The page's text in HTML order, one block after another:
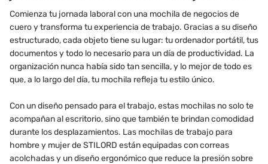
Comienza tu jornada laboral con una mochila de negocios de
cuero y transforma tu experiencia de trabajo. Gracias a su diseño
estructurado, cada objeto tiene su lugar: tu ordenador portátil, tus
documentos y todo lo necesario para un día de productividad. La
organización nunca había sido tan sencilla, y lo mejor de todo es
que, a lo largo del día, tu mochila refleja tu estilo único.
Con un diseño pensado para el trabajo, estas mochilas no solo te
acompañan al escritorio, sino que también te brindan comodidad
durante los desplazamientos. Las mochilas de trabajo para
hombre y mujer de STILORD están equipadas con correas
acolchadas y un diseño ergonómico que reduce la presión sobre